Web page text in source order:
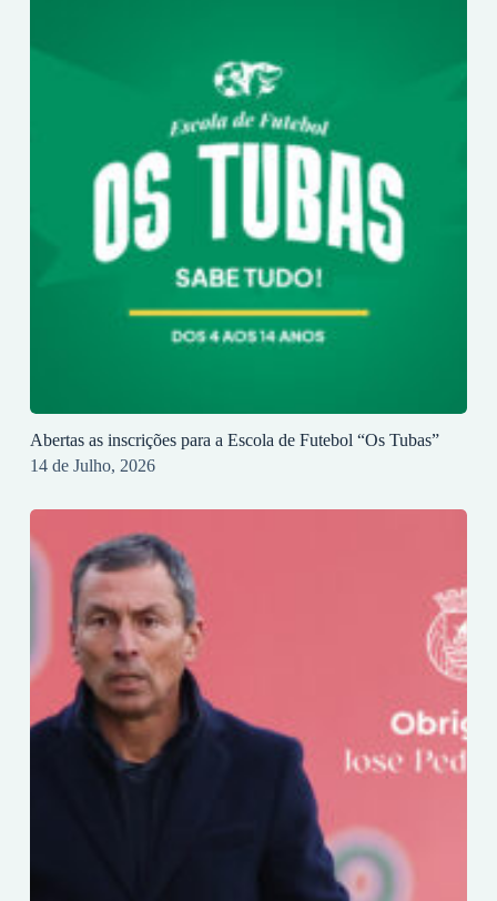
Abertas as inscrições para a Escola de Futebol “Os Tubas”
14 de Julho, 2026